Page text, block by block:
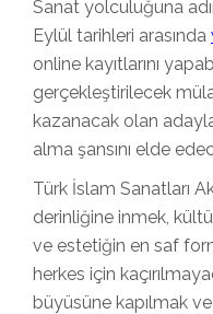
Sanat yolculuğuna
Eylül tarihleri arasında
online kayıtlarını
gerçekleştirilecek
kazanacak olan
alma şansını elde
Türk İslam Sanatları
derinliğine inmek,
ve estetiğin en saf
herkes için
büyüsüne kapılmak